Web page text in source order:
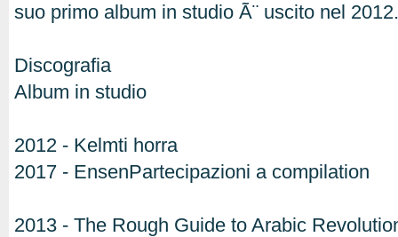
suo primo album in studio Ã¨ uscito nel 2012.
Discografia
Album in studio
2012 - Kelmti horra
2017 - EnsenPartecipazioni a compilation
2013 - The Rough Guide to Arabic